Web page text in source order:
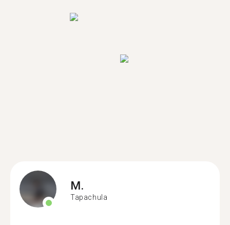
M.
Tapachula